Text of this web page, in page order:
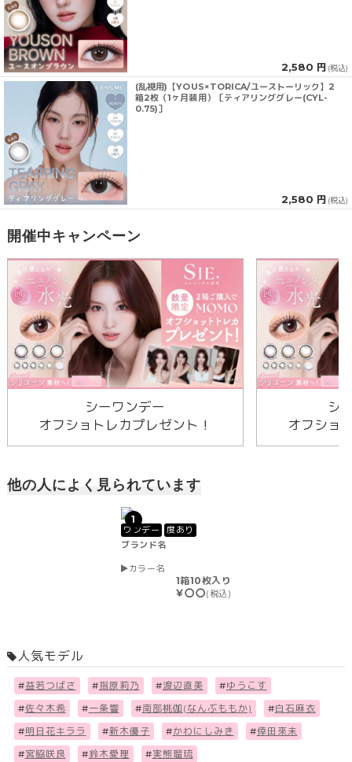
2,580 円 (税込)
(乱視用)【YOUS×TORICA/ユーストーリック】2
箱2枚（1ヶ月装用）［ティアリンググレー(CYL-
0.75)］
2,580 円 (税込)
開催中キャンペーン
シーワンデー
オフショトレカプレゼント！
シ
オフショ
他の人によく見られています
1
ワンデー
度あり
ブランド名
カラー名
1箱10枚入り
￥〇〇(税込)
人気モデル
#益若つばさ #指原莉乃 #渡辺直美 #ゆうこす
#佐々木希 #一条響 #南部桃伽(なんぶももか) #白石麻衣
#明日花キララ #新木優子 #かわにしみき #倖田來未
#宮脇咲良 #鈴木愛理 #実熊瑠琉